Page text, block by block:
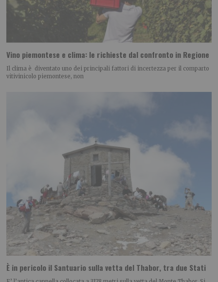
Vino piemontese e clima: le richieste dal confronto in Regione
Il clima è diventato uno dei principali fattori di incertezza per il comparto
vitivinicolo piemontese, non
È in pericolo il Santuario sulla vetta del Thabor, tra due Stati